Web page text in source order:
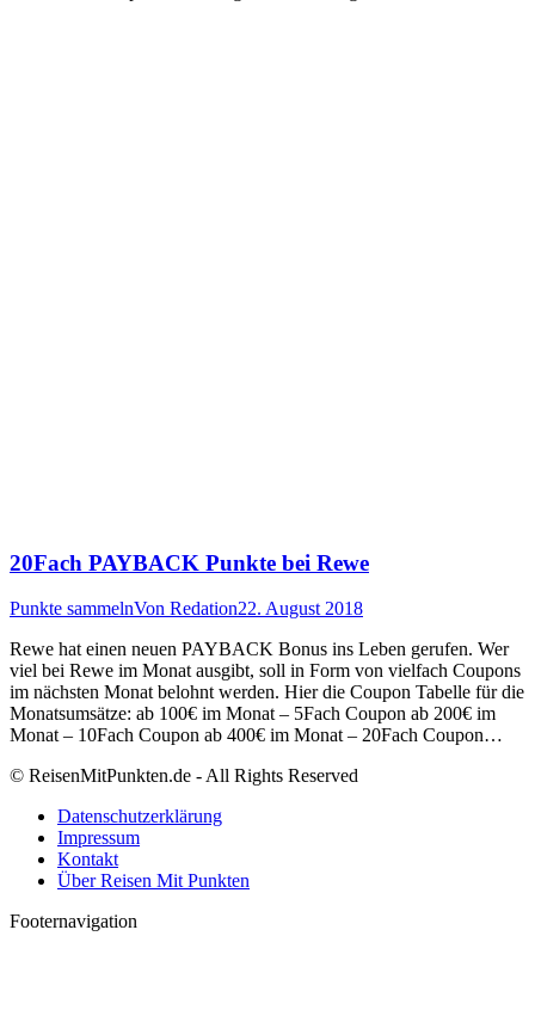
20Fach PAYBACK Punkte bei Rewe
Punkte sammelnVon Redation22. August 2018
Rewe hat einen neuen PAYBACK Bonus ins Leben gerufen. Wer
viel bei Rewe im Monat ausgibt, soll in Form von vielfach Coupons
im nächsten Monat belohnt werden. Hier die Coupon Tabelle für die
Monatsumsätze: ab 100€ im Monat – 5Fach Coupon ab 200€ im
Monat – 10Fach Coupon ab 400€ im Monat – 20Fach Coupon…
© ReisenMitPunkten.de - All Rights Reserved
Datenschutzerklärung
Impressum
Kontakt
Über Reisen Mit Punkten
Footernavigation